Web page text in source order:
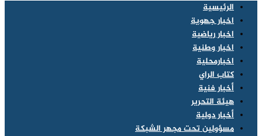
الرئيسية
اخبار جهوية
اخبار رياضية
اخبار وطنية
اخبارمحلية
كتاب الراي
أخبار فنية
هيئة التحرير
أخبار دولية
مسؤولين تحت مجهر الشبكة